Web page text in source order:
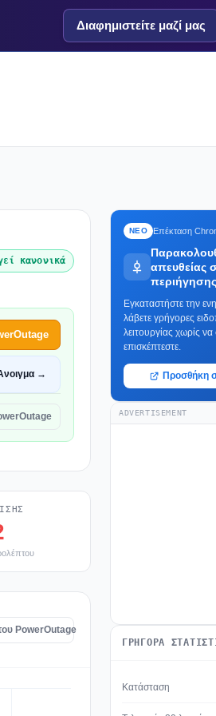
Διαφημιστείτε μαζί μας
κανονικά
→
PowerOutage
ΝΕΟ Επέκταση
απευθείας
περιήγησης
Εγκαταστήστε την
λάβετε γρήγορες
λειτουργίας χωρίς
επισκέπτεστε.
Προσθήκη
ADVERTISEMENT
ΓΡΉΓΟΡΑ
Κατάσταση